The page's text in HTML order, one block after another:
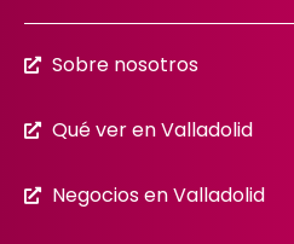
Sobre nosotros
Qué ver en Valladolid
Negocios en Valladolid